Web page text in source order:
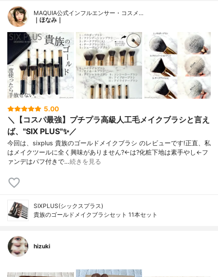
MAQUIA公式インフルエンサー・コスメ…
｜ほなみ｜
5.00
＼【コスパ最強】プチプラ高級人工毛メイクブラシと言え
ば、"SIX PLUS"✨／
今回は、sixplus 貴族のゴールドメイクブラシ のレビューです!正直、私
はメイクツールに全く興味がありません?←は?化粧下地は素手やし←フ
ァンデはパフ付きで…続きを見る
SIXPLUS(シックスプラス)
貴族のゴールドメイクブラシセット 11本セット
hizuki